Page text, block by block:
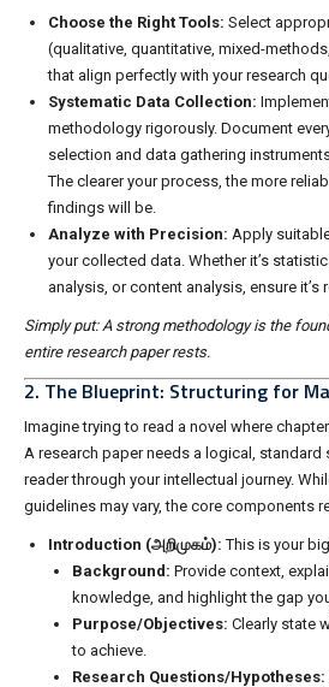
Choose the Right Tools: Select
(qualitative, quantitative, mixed-
that align perfectly with your research
Systematic Data Collection:
methodology rigorously. Document
selection and data gathering
The clearer your process, the more
findings will be.
Analyze with Precision: Apply
your collected data. Whether it’s
analysis, or content analysis, ensure
Simply put: A strong methodology is the
entire research paper rests.
2. The Blueprint: Structuring for
Imagine trying to read a novel where
A research paper needs a logical, standard
reader through your intellectual journey.
guidelines may vary, the core components
Introduction (அறிமுகம்): This is your
Background: Provide context,
knowledge, and highlight the gap
Purpose/Objectives: Clearly state
to achieve.
Research Questions/Hypotheses: